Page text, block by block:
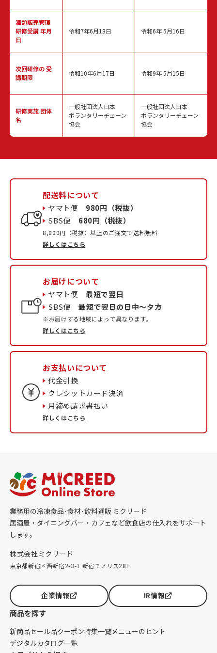
酒類販売管理
研修受講 年月
日
次回研修の受
講期限
研修実施 団体
名
令和7年6月18日
令和10年6月17日
一般社団法人日本
ボランタリーチェーン
協会
令和6年 5月16日
令和9年 5月15日
一般社団法人日本
ボランタリーチェーン
協会
配送料について
ヤマト便 980円（税抜）
SBS便 680円（税抜）
8,000円（税抜）以上のご注文で送料無料
詳しくはこちら
お届けについて
ヤマト便最短で翌日
SBS便最短で翌日の日中〜夕方
※お届けする地域によって異なります。
詳しくはこちら
お支払いについて
代金引換
クレシットカード決済
月締め請求書払い
詳しくはこちら
業務用の冷凍食品·食材·飲料通販 ミクリード
居酒屋・ダイニングバー・カフェなど飲食店の仕入れをサポート
します。
株式会社ミクリード
東京都新宿区西新宿2-3-1 新宿モノリス28F
企業情報 IR情報
商品を探す
新商品セール品クーポン特集一覧メニューのヒント
デジタルカタログ一覧